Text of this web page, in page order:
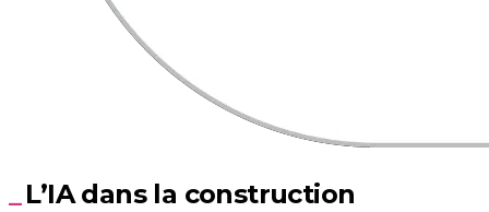
L’IA dans la construction